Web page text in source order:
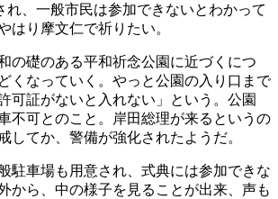
れ、一般市民は参加できないとわかって
はり摩文仁で祈りたい。
の礎のある平和祈念公園に近づくにつ
くなっていく。やっと公園の入り口まで
可証がないと入れない」という。公園
不可とのこと。岸田総理が来るというの
してか、警備が強化されたようだ。
駐車場も用意され、式典には参加できな
から、中の様子を見ることが出来、声も